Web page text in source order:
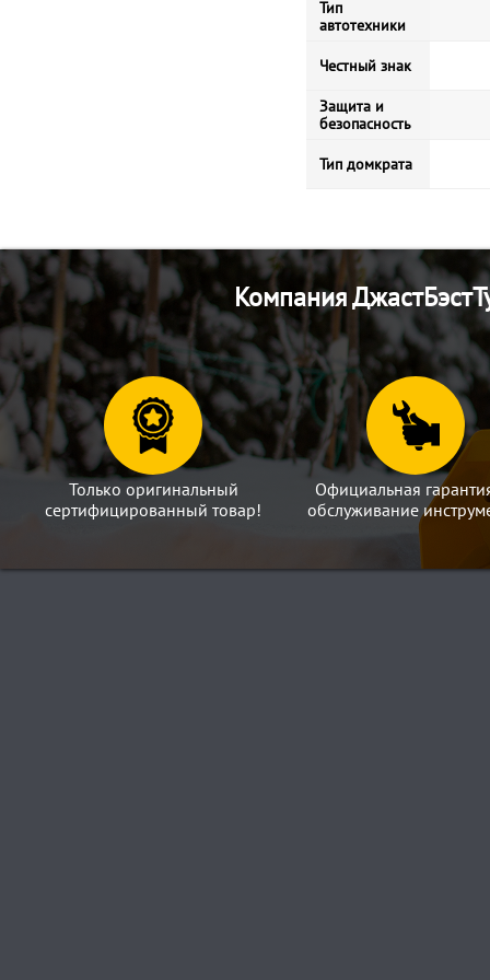
Тип
автотехники
Честный знак
Защита и
безопасность
Тип домкрата
Компания
Только оригинальный
сертифицированный товар!
Официальная
обслуживание